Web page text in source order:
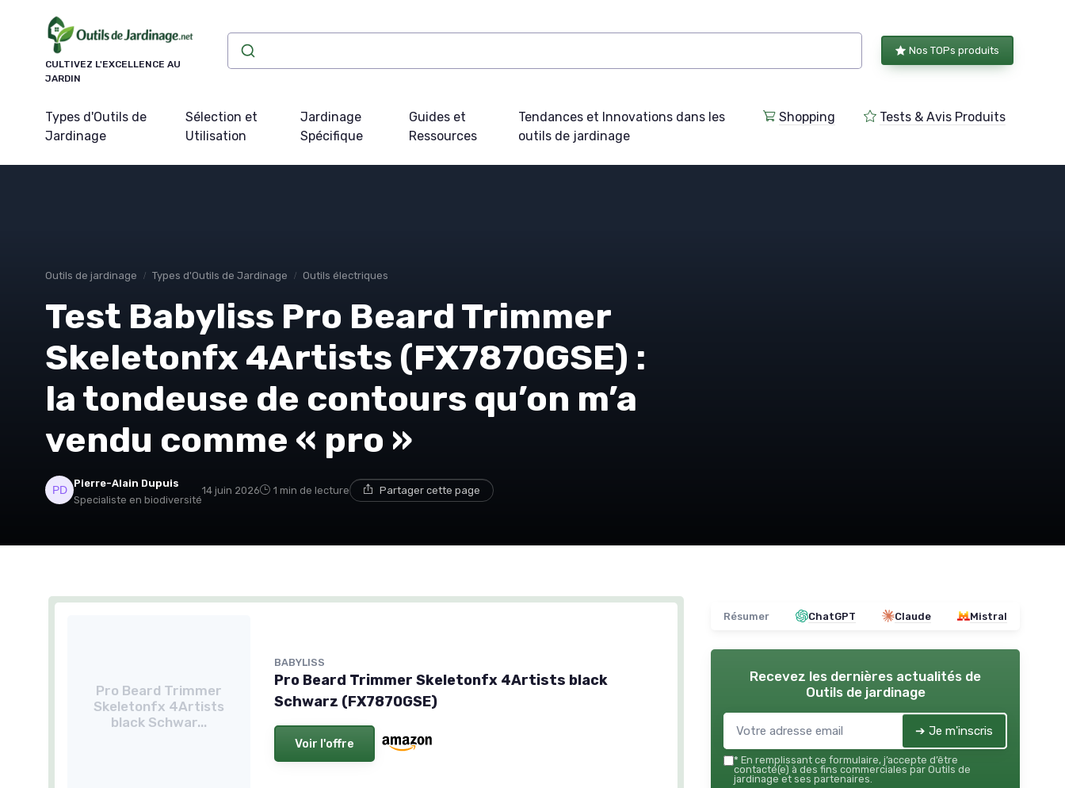
CULTIVEZ L'EXCELLENCE AU
JARDIN
Nos TOPs produits
Types d'Outils de
Jardinage
Sélection et
Utilisation
Jardinage
Spécifique
Guides et
Ressources
Tendances et Innovations dans les
outils de jardinage
Shopping Tests & Avis Produits
Outils de jardinage Types d'Outils de Jardinage Outils électriques
Test Babyliss Pro Beard Trimmer
Skeletonfx 4Artists (FX7870GSE) :
la tondeuse de contours qu’on m’a
vendu comme « pro »
Pierre-Alain Dupuis
Specialiste en biodiversité
14 juin 2026 1 min de lecture Partager cette page
Pro Beard Trimmer
Skeletonfx 4Artists
black Schwar...
BABYLISS
Pro Beard Trimmer Skeletonfx 4Artists black
Schwarz (FX7870GSE)
Voir l'offre
Résumer ChatGPT Claude Mistral
Recevez les dernières actualités de
Outils de jardinage
➔ Je m'inscris
* En remplissant ce formulaire, j’accepte d’être
contacté(e) à des fins commerciales par Outils de
jardinage et ses partenaires.